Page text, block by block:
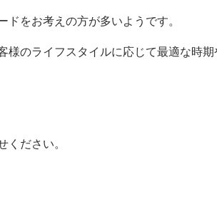
をお考えの方が多いようです。
のライフスタイルに応じて最適な時
ください。